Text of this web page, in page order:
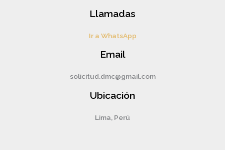
Llamadas
Ir a WhatsApp
Email
solicitud.dmc@gmail.com
Ubicación
Lima, Perú